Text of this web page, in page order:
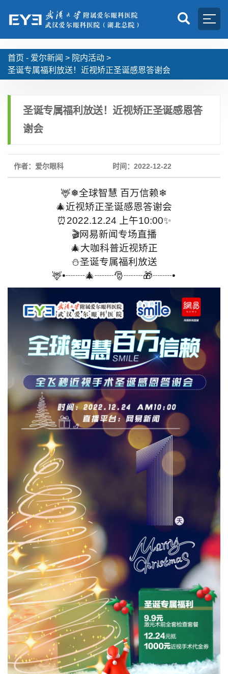
首页 - 爱尔新闻 > 院内活动 >
圣诞专属福利放送！近视矫正圣诞感恩答谢会
圣诞专属福利放送！近视矫正圣诞感恩答
谢会
作者：爱尔眼科 时间：2022-12-22
🦌❅全球智慧 百万信赖❄
🎄近视矫正圣诞感恩答谢会
⏰2022.12.24 上午10:00✨
🎬网易新闻专场直播
‍🎄大咖科普近视矫正
⛄圣诞专属福利放送
🦌•┈┈🎄┈┈🎅┈┈🎁┈┈•